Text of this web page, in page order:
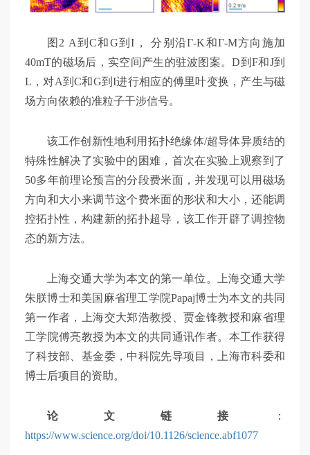
图2 A到C和G到I， 分别沿Γ-K和Γ-M方向施加
40mT的磁场后，实空间产生的驻波图案。D到F和J到
L，对A到C和G到I进行相应的傅里叶变换，产生与磁
场方向依赖的准粒子干涉信号。
该工作创新性地利用拓扑绝缘体/超导体异质结的
特殊性解决了实验中的困难，首次在实验上观察到了
50多年前理论预言的分段费米面，并发现可以用磁场
方向和大小来调节这个费米面的形状和大小，还能调
控拓扑性，构建新的拓扑超导，该工作开辟了调控物
态的新方法。
上海交通大学为本文的第一单位。上海交通大学
朱朕博士和美国麻省理工学院Papaj博士为本文的共同
第一作者，上海交大郑浩教授、贾金锋教授和麻省理
工学院傅亮教授为本文的共同通讯作者。本工作获得
了科技部、基金委，中科院先导项目，上海市科委和
博士后项目的资助。
论文链接
：
https://www.science.org/doi/10.1126/science.abf1077